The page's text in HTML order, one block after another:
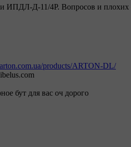
ИПДЛ-Д-11/4Р. Вопросов и
products/ARTON-DL/
бут для вас оч дорого